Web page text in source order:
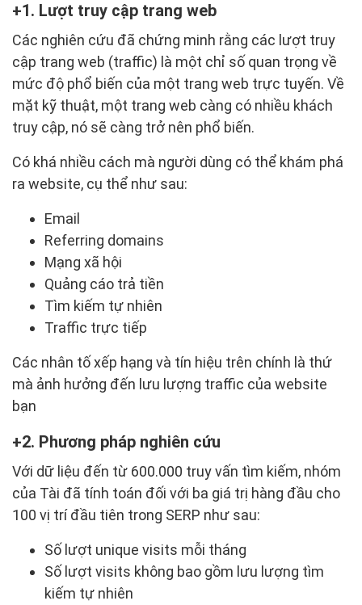
1. Lượt truy cập trang web
Các nghiên cứu đã chứng minh rằng các lượt truy
cập trang web (traffic) là một chỉ số quan trọng về
mức độ phổ biến của một trang web trực tuyến. Về
mặt kỹ thuật, một trang web càng có nhiều khách
truy cập, nó sẽ càng trở nên phổ biến.
Có khá nhiều cách mà người dùng có thể khám phá
ra website, cụ thể như sau:
Email
Referring domains
Mạng xã hội
Quảng cáo trả tiền
Tìm kiếm tự nhiên
Traffic trực tiếp
Các nhân tố xếp hạng và tín hiệu trên chính là thứ
mà ảnh hưởng đến lưu lượng traffic của website
bạn
2. Phương pháp nghiên cứu
Với dữ liệu đến từ 600.000 truy vấn tìm kiếm, nhóm
của Tài đã tính toán đối với ba giá trị hàng đầu cho
100 vị trí đầu tiên trong SERP như sau:
Số lượt unique visits mỗi tháng
Số lượt visits không bao gồm lưu lượng tìm
kiếm tự nhiên